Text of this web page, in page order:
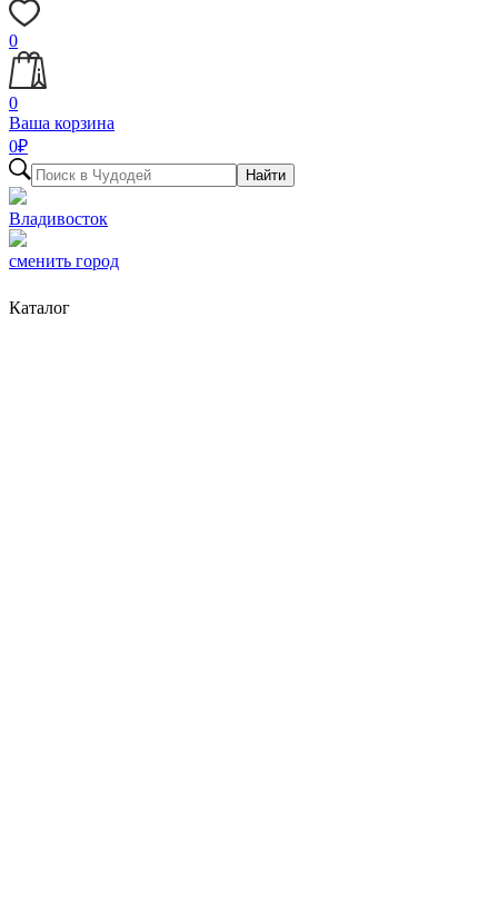
0
0
Ваша корзина
0₽
Найти
Владивосток
сменить город
Каталог